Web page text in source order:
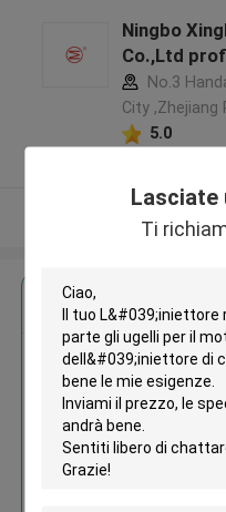
Lasciate
Ti
Ningbo
Co.,Ltd
No.3
City ,Zhejiang
5.0
Ottieni il